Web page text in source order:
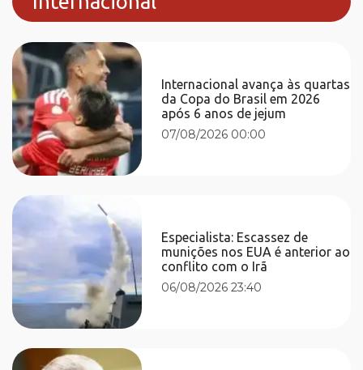
Internacional avança às quartas
da Copa do Brasil em 2026
após 6 anos de jejum
07/08/2026 00:00
Especialista: Escassez de
munições nos EUA é anterior ao
conflito com o Irã
06/08/2026 23:40